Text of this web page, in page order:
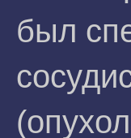
был